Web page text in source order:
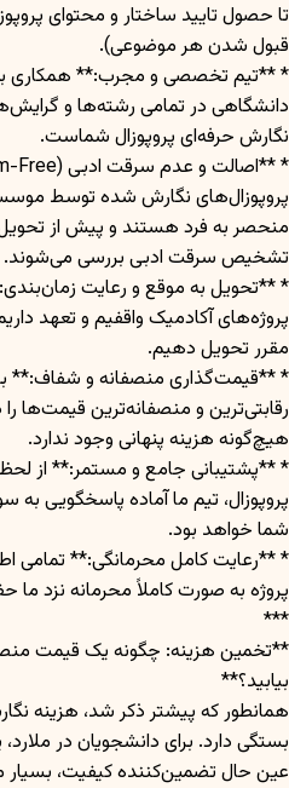
تا حصول تایید ساختار و محتوای
قبول شدن هر موضوعی).
* **تیم تخصصی و مجرب:** همکاری با
دانشگاهی در تمامی رشته‌ها و
نگارش حرفه‌ای پروپوزال شماست.
پروپوزال‌های نگارش شده توسط
منحصر به فرد هستند و پیش از تحویل،
تشخیص سرقت ادبی بررسی می‌شوند.
* **تحویل به موقع و رعایت
پروژه‌های آکادمیک واقفیم و تعهد
مقرر تحویل دهیم.
* **قیمت‌گذاری منصفانه و شفاف:**
رقابتی‌ترین و منصفانه‌ترین قیمت‌ها
هیچ‌گونه هزینه پنهانی وجود ندارد.
* **پشتیبانی جامع و مستمر:** از
پروپوزال، تیم ما آماده پاسخگویی به
شما خواهد بود.
* **رعایت کامل محرمانگی:** تمامی
پروژه به صورت کاملاً محرمانه نزد
***
**تخمین هزینه: چگونه یک قیمت
بیابید؟**
همانطور که پیشتر ذکر شد، هزینه
بستگی دارد. برای دانشجویان در
عین حال تضمین‌کننده کیفیت، بسیار